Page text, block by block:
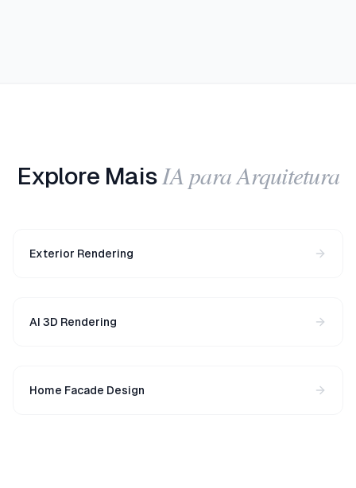
Explore MaisIA para Arquitetura
Exterior Rendering
AI 3D Rendering
Home Facade Design